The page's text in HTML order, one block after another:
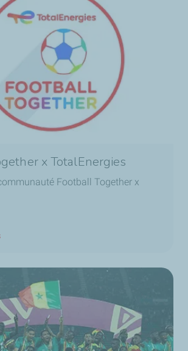
x TotalEnergies
Football Together x